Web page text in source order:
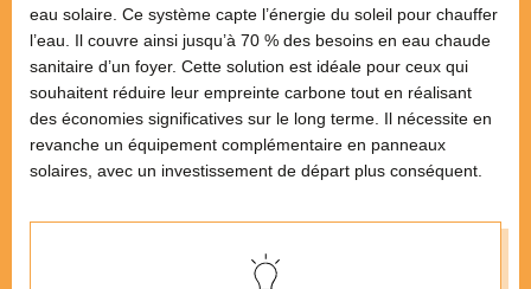
eau solaire. Ce système capte l’énergie du soleil pour chauffer
l’eau. Il couvre ainsi jusqu’à 70 % des besoins en eau chaude
sanitaire d’un foyer. Cette solution est idéale pour ceux qui
souhaitent réduire leur empreinte carbone tout en réalisant
des économies significatives sur le long terme​. Il nécessite en
revanche un équipement complémentaire en panneaux
solaires, avec un investissement de départ plus conséquent.